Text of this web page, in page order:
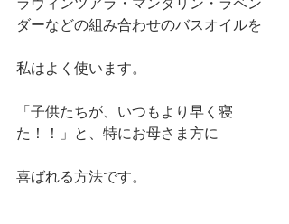
ダーなどの組み合わせのバスオイルを
私はよく使います。
「子供たちが、いつもより早く寝
た！！」と、特にお母さま方に
喜ばれる方法です。